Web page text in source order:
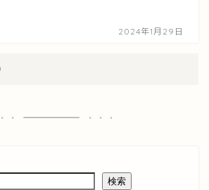
2024年1月29日
検索